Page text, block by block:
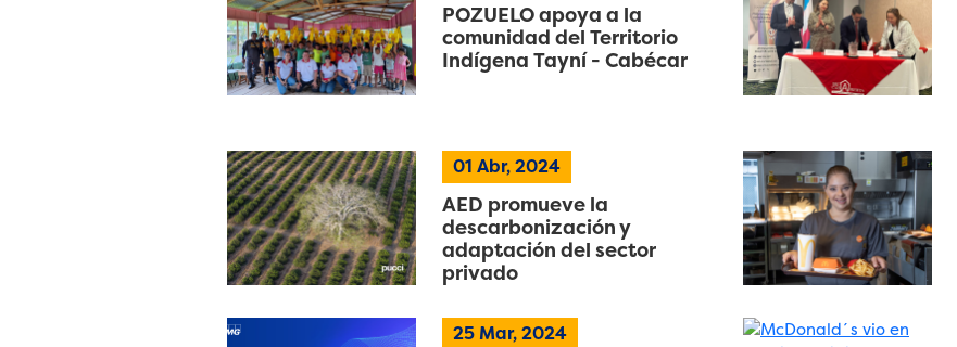
POZUELO apoya a la
comunidad del Territorio
Indígena Tayní - Cabécar
01 Abr, 2024
AED promueve la
descarbonización y
adaptación del sector
privado
25Mar, 2024